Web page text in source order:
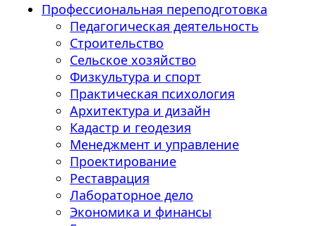
Профессиональная переподготовка
Педагогическая деятельность
Строительство
Сельское хозяйство
Физкультура и спорт
Практическая психология
Архитектура и дизайн
Кадастр и геодезия
Менеджмент и управление
Проектирование
Реставрация
Лабораторное дело
Экономика и финансы